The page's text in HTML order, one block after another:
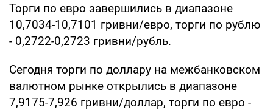
Торги по евро завершились в диапазоне
10,7034-10,7101 гривни/евро, торги по рублю
- 0,2722-0,2723 гривни/рубль.
Сегодня торги по доллару на межбанковском
валютном рынке открылись в диапазоне
7,9175-7,926 гривни/доллар, торги по евро -